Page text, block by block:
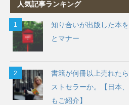
人気記事ランキング
知り合いが出版した本
とマナー
書籍が何冊以上売れた
ストセラーか。【日本
もご紹介】